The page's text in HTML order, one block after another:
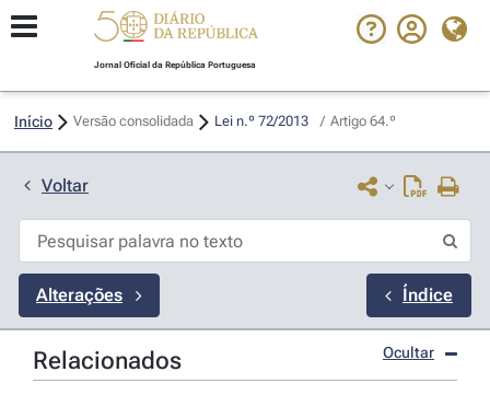
Jornal Oficial da República Portuguesa
Início Versão consolidada Lei n.º 72/2013 / Artigo 64.º
Voltar
Alterações Índice
Relacionados Ocultar